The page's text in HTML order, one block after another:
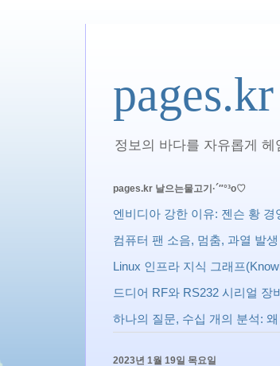
정보의 바다를 자유롭게
pages.kr 날으는물고기·´″°³о♡
엔비디아 강한 이유: 젠슨 황
컴퓨터 팬 소음, 멈춤, 과열 발
Linux 인프라 지식 그래프
드디어 RF와 RS232 시리얼 장
하나의 질문, 수십 개의 분석:
2023년 1월 19일 목요일